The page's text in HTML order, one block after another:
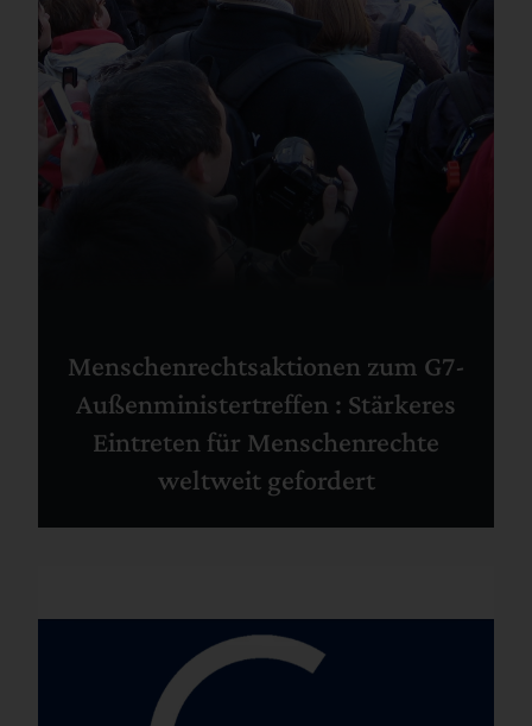
Menschenrechtsaktionen zum G7-
Außenministertreffen : Stärkeres
Eintreten für Menschenrechte
weltweit gefordert